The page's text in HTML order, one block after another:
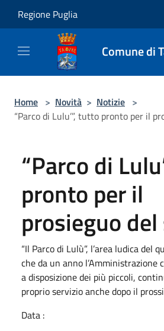
Regione Puglia
Comune di
Home > Novità > Notizie >
“Parco di Lulu’”, tutto pronto per il
“Parco di
pronto per il
prosieguo
“Il Parco di Lulù”, l’area ludica del
che da un anno l’Amministrazione
a disposizione dei più piccoli,
proprio servizio anche dopo il
Data :